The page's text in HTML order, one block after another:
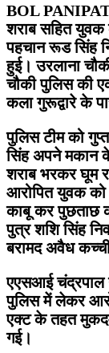
BOL PANIPAT
शराब सहित
पहचान रूड सिंह
हुई। उरलाना
चौकी पुलिस की
कला गुरूद्वारे के
पुलिस टीम को
सिंह अपने मकान
शराब भरकर घूम
आरोपित युवक को
काबू कर पुछताछ
पुत्र शशि सिंह
बरामद अवैध
एएसआई चंद्रपाल
पुलिस में लेकर
एक्ट के तहत
गई।